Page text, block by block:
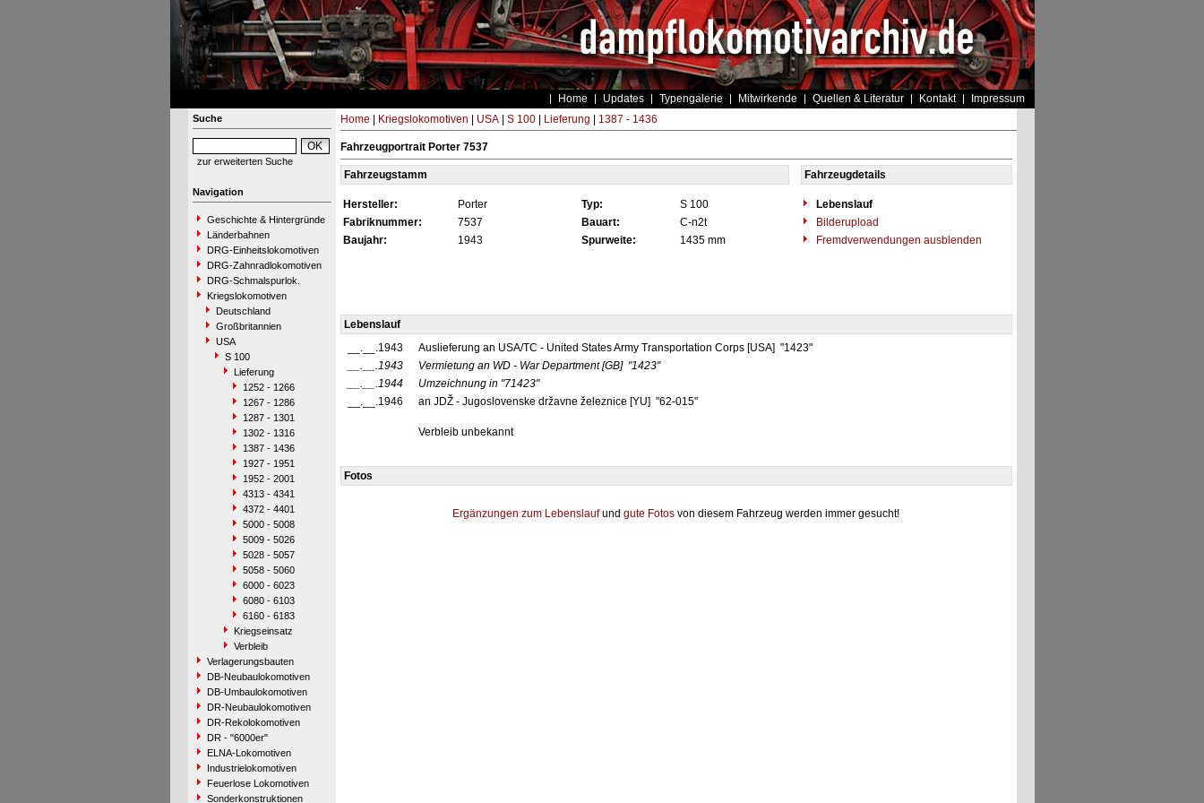
Home Updates Typengalerie Mitwirkende Quellen & Literatur Kontakt Impressum
Suche
zur erweiterten Suche
Navigation
Geschichte & Hintergründe
Länderbahnen
DRG-Einheitslokomotiven
DRG-Zahnradlokomotiven
DRG-Schmalspurlok.
Kriegslokomotiven
Deutschland
Großbritannien
USA
S 100
Lieferung
1252 - 1266
1267 - 1286
1287 - 1301
1302 - 1316
1387 - 1436
1927 - 1951
1952 - 2001
4313 - 4341
4372 - 4401
5000 - 5008
5009 - 5026
5028 - 5057
5058 - 5060
6000 - 6023
6080 - 6103
6160 - 6183
Kriegseinsatz
Verbleib
Verlagerungsbauten
DB-Neubaulokomotiven
DB-Umbaulokomotiven
DR-Neubaulokomotiven
DR-Rekolokomotiven
DR - "6000er"
ELNA-Lokomotiven
Industrielokomotiven
Feuerlose Lokomotiven
Sonderkonstruktionen
Home Kriegslokomotiven USA| S 100| Lieferung 1387 - 1436
Fahrzeugportrait Porter 7537
Fahrzeugstamm Fahrzeugdetails
Hersteller: Porter Typ: S 100
Lebenslauf
Fabriknummer:
7537 Bauart: C-n2t
Bilderupload
Baujahr:
1943 Spurweite: 1435 mm Fremdverwendungen ausblenden
Lebenslauf
__.__.1943
Auslieferung an USA/TC - United States Army Transportation Corps [USA] "1423"
__.__.1943
Vermietung an WD - War Department [GB] "1423"
__.__.1944
Umzeichnung in "71423"
__.__.1946
an JDŽ - Jugoslovenske državne železnice [YU] "62-015"
Verbleib unbekannt
Fotos
Ergänzungen zum Lebenslaufund gute Fotos von diesem Fahrzeug werden immer gesucht!